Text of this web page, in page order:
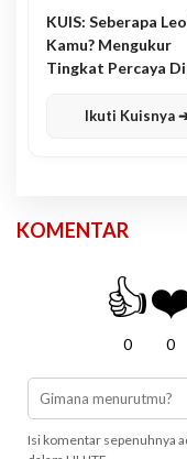
KUIS: Seberapa
Kamu? Mengukur
Tingkat Percaya
Ikuti Kuisnya
KOMENTAR
👍
0 0
Isi komentar sepenuhnya